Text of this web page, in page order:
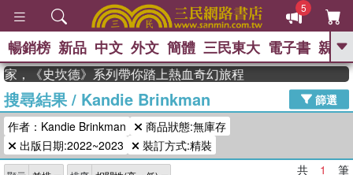
5
GO
熱搜： 東野圭吾 The Odyssey 、
父親節 、 如果歷史是一群喵 、 暑期
推薦 、 國際布克獎 臺灣漫遊錄
念華 、 台灣的李登輝時代
孩：黎曼猜想 、 偉大的迷走神經
暢銷榜 新品 中文 外文 簡體 三民東大 電子書 親子
，《史坎德》系列帶你踏上熱血奇幻旅程
搜尋結果/ Kandie Brinkman
篩選
作者：Kandie Brinkman
商品狀態:無庫存
出版日期:2022~2023
裝訂方式:精裝
共 1 筆